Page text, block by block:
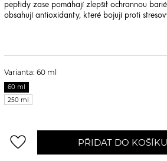
peptidy zase pomáhají zlepšit ochrannou
obsahují antioxidanty, které bojují proti
Varianta: 60 ml
60 ml
250 ml
favorite_border PŘIDAT DO KOŠÍKU